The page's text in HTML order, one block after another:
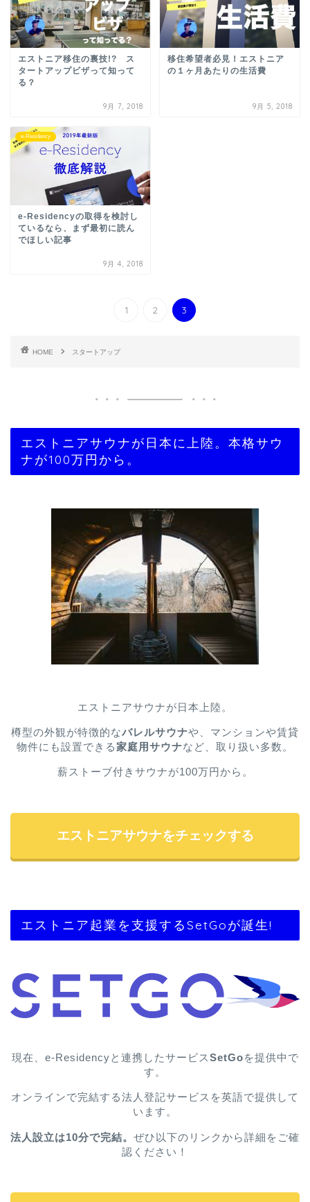
エストニア移住の裏技!? ス
タートアップビザって知って
る？
9月 7, 2018
移住希望者必見！エストニア
の１ヶ月あたりの生活費
9月 5, 2018
e-Residency
e-Residencyの取得を検討し
ているなら、まず最初に読ん
でほしい記事
9月 4, 2018
1 2 3
HOME スタートアップ
エストニアサウナが日本に上陸。本格サウ
ナが100万円から。
エストニアサウナが日本上陸。
樽型の外観が特徴的なバレルサウナや、マンションや賃貸
物件にも設置できる家庭用サウナなど、取り扱い多数。
薪ストーブ付きサウナが100万円から。
エストニアサウナをチェックする
エストニア起業を支援するSetGoが誕生!
現在、e-Residencyと連携したサービスSetGoを提供中で
す。
オンラインで完結する法人登記サービスを英語で提供して
います。
法人設立は10分で完結。 ぜひ以下のリンクから詳細をご確
認ください！